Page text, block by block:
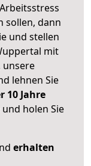
sollen, dann
und stellen
mit
unsere
lehnen Sie
10 Jahre
holen Sie
erhalten